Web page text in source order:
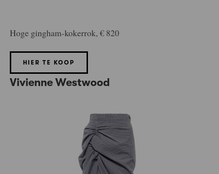
Hoge gingham-kokerrok, € 820
HIER TE KOOP
Vivienne Westwood